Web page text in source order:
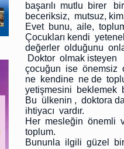
başarılı mutlu birer
beceriksiz, mutsuz,
Evet bunu, aile,
Çocukları kendi
değerler olduğunu
Doktor olmak
çocuğun ise önemsiz
ne kendine ne de
yetişmesini beklemek
Bu ülkenin , doktora
ihtiyacı vardır.
Her mesleğin önemli
toplum.
Bununla ilgili güzel